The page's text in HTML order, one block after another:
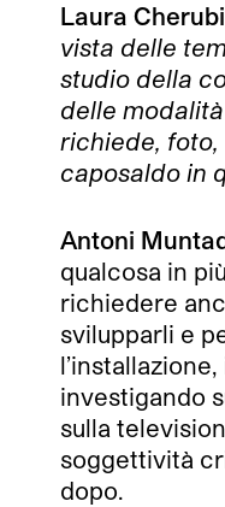
Laura
vista delle
studio della
delle
richiede, foto,
caposaldo in
Antoni
qualcosa in
richiedere
svilupparli e
investigando
sulla
soggettività
dopo.